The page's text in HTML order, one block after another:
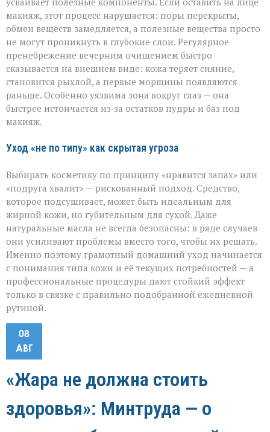
макияж, этот процесс нарушается: поры перекрыты,
обмен веществ замедляется, а полезные вещества просто
не могут проникнуть в глубокие слои. Регулярное
пренебрежение вечерним очищением быстро
сказывается на внешнем виде: кожа теряет сияние,
становится рыхлой, а первые морщины появляются
раньше. Особенно уязвима зона вокруг глаз — она
быстрее истончается из‑за остатков пудры и баз под
макияж.
Уход «не по типу» как скрытая угроза
Выбирать косметику по принципу «нравится запах» или
«подруга хвалит» — рискованный подход. Средство,
которое подсушивает, может быть идеальным для
жирной кожи, но губительным для сухой. Даже
натуральные масла не всегда безопасны: в ряде случаев
они усиливают проблемы вместо того, чтобы их решать.
Именно поэтому грамотный домашний уход начинается
с понимания типа кожи и её текущих потребностей — а
профессиональные процедуры дают стойкий эффект
только в связке с правильно подобранной ежедневной
рутиной.
08
АВГ
«Жара не должна стоить
здоровья»: Минтруда — о